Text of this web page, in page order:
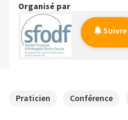
Organisé par
Suivre
Praticien Conférence